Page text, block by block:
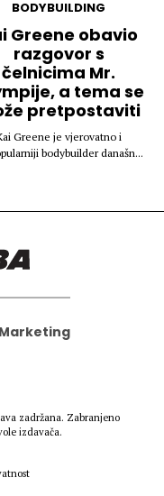
BODYBUILDING
Greene obavio
razgovor s
čelnicima Mr.
a tema se
pretpostaviti
Greene je vjerovatno i
bodybuilder današn...
Marketing
zadržana. Zabranjeno
izdavača.